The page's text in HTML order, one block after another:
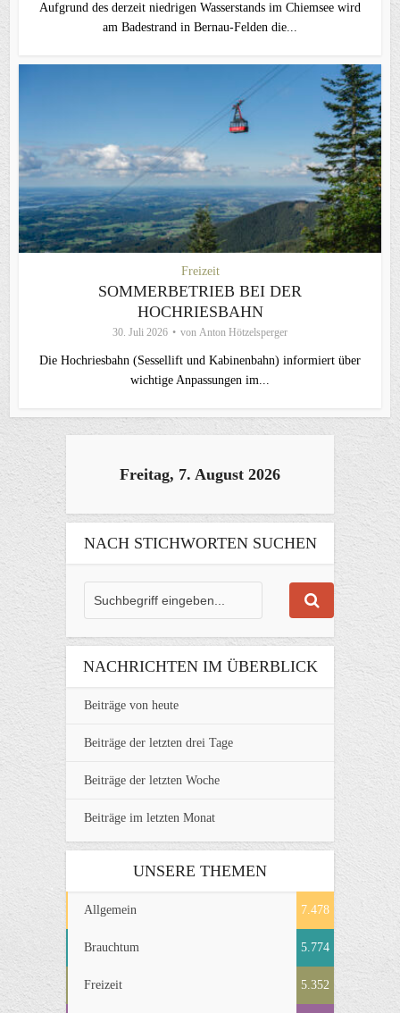
Aufgrund des derzeit niedrigen Wasserstands im Chiemsee wird
am Badestrand in Bernau-Felden die...
Freizeit
SOMMERBETRIEB BEI DER
HOCHRIESBAHN
30. Juli 2026 von Anton Hötzelsperger
Die Hochriesbahn (Sessellift und Kabinenbahn) informiert über
wichtige Anpassungen im...
Freitag, 7. August 2026
NACH STICHWORTEN SUCHEN
NACHRICHTEN IM ÜBERBLICK
Beiträge von heute
Beiträge der letzten drei Tage
Beiträge der letzten Woche
Beiträge im letzten Monat
UNSERE THEMEN
Allgemein 7.478
Brauchtum 5.774
Freizeit 5.352